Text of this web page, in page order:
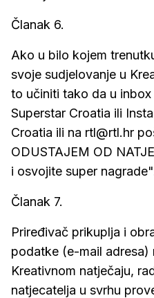
Članak 6.
Ako u bilo kojem
svoje sudjelovanje u
to učiniti tako da u
Superstar Croatia ili
Croatia ili na rtl@rtl.hr
ODUSTAJEM OD
i osvojite super
Članak 7.
Priređivač prikuplja i
podatke (e-mail adresa)
Kreativnom natječaju,
natjecatelja u svrhu